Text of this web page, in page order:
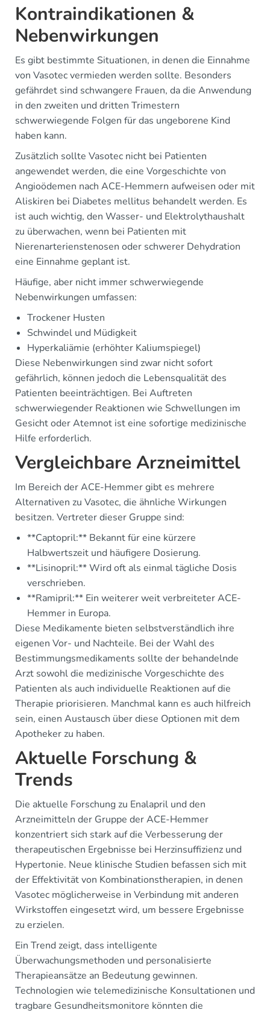
Kontraindikationen &
Nebenwirkungen
Es gibt bestimmte Situationen, in denen die Einnahme
von Vasotec vermieden werden sollte. Besonders
gefährdet sind schwangere Frauen, da die Anwendung
in den zweiten und dritten Trimestern
schwerwiegende Folgen für das ungeborene Kind
haben kann.
Zusätzlich sollte Vasotec nicht bei Patienten
angewendet werden, die eine Vorgeschichte von
Angioödemen nach ACE-Hemmern aufweisen oder mit
Aliskiren bei Diabetes mellitus behandelt werden. Es
ist auch wichtig, den Wasser- und Elektrolythaushalt
zu überwachen, wenn bei Patienten mit
Nierenarterienstenosen oder schwerer Dehydration
eine Einnahme geplant ist.
Häufige, aber nicht immer schwerwiegende
Nebenwirkungen umfassen:
Trockener Husten
Schwindel und Müdigkeit
Hyperkaliämie (erhöhter Kaliumspiegel)
Diese Nebenwirkungen sind zwar nicht sofort
gefährlich, können jedoch die Lebensqualität des
Patienten beeinträchtigen. Bei Auftreten
schwerwiegender Reaktionen wie Schwellungen im
Gesicht oder Atemnot ist eine sofortige medizinische
Hilfe erforderlich.
Vergleichbare Arzneimittel
Im Bereich der ACE-Hemmer gibt es mehrere
Alternativen zu Vasotec, die ähnliche Wirkungen
besitzen. Vertreter dieser Gruppe sind:
**Captopril:** Bekannt für eine kürzere
Halbwertszeit und häufigere Dosierung.
**Lisinopril:** Wird oft als einmal tägliche Dosis
verschrieben.
**Ramipril:** Ein weiterer weit verbreiteter ACE-
Hemmer in Europa.
Diese Medikamente bieten selbstverständlich ihre
eigenen Vor- und Nachteile. Bei der Wahl des
Bestimmungsmedikaments sollte der behandelnde
Arzt sowohl die medizinische Vorgeschichte des
Patienten als auch individuelle Reaktionen auf die
Therapie priorisieren. Manchmal kann es auch hilfreich
sein, einen Austausch über diese Optionen mit dem
Apotheker zu haben.
Aktuelle Forschung &
Trends
Die aktuelle Forschung zu Enalapril und den
Arzneimitteln der Gruppe der ACE-Hemmer
konzentriert sich stark auf die Verbesserung der
therapeutischen Ergebnisse bei Herzinsuffizienz und
Hypertonie. Neue klinische Studien befassen sich mit
der Effektivität von Kombinationstherapien, in denen
Vasotec möglicherweise in Verbindung mit anderen
Wirkstoffen eingesetzt wird, um bessere Ergebnisse
zu erzielen.
Ein Trend zeigt, dass intelligente
Überwachungsmethoden und personalisierte
Therapieansätze an Bedeutung gewinnen.
Technologien wie telemedizinische Konsultationen und
tragbare Gesundheitsmonitore könnten die